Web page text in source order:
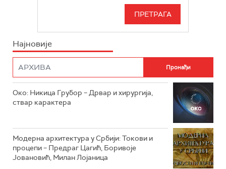
РТС 3
РТС ЖИВОТ
РТС КОЛО
ИНФО
Најновије
Око: Никица Грубор – Дрвар и хирургија,
ствар карактера
Модерна архитектура у Србији: Токови и
процепи – Предраг Цагић, Боривоје
Јовановић, Милан Лојаница